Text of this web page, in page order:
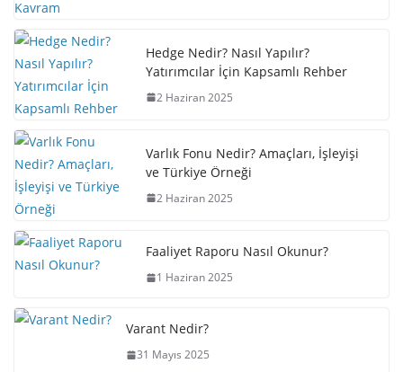
Hedge Nedir? Nasıl Yapılır?
Yatırımcılar İçin Kapsamlı Rehber
2 Haziran 2025
Varlık Fonu Nedir? Amaçları, İşleyişi
ve Türkiye Örneği
2 Haziran 2025
Faaliyet Raporu Nasıl Okunur?
1 Haziran 2025
Varant Nedir?
31 Mayıs 2025